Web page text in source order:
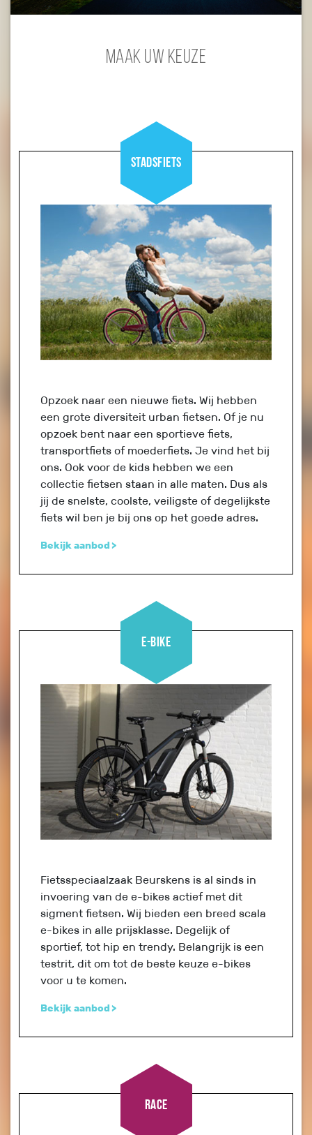
Maak uw keuze
Stadsfiets
Opzoek naar een nieuwe fiets. Wij hebben
een grote diversiteit urban fietsen. Of je nu
opzoek bent naar een sportieve fiets,
transportfiets of moederfiets. Je vind het bij
ons. Ook voor de kids hebben we een
collectie fietsen staan in alle maten. Dus als
jij de snelste, coolste, veiligste of degelijkste
fiets wil ben je bij ons op het goede adres.
Bekijk aanbod
E-bike
Fietsspeciaalzaak Beurskens is al sinds in
invoering van de e-bikes actief met dit
sigment fietsen. Wij bieden een breed scala
e-bikes in alle prijsklasse. Degelijk of
sportief, tot hip en trendy. Belangrijk is een
testrit, dit om tot de beste keuze e-bikes
voor u te komen.
Bekijk aanbod
Race